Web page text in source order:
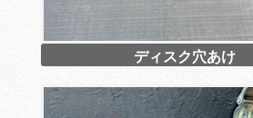
ディスク穴あけ